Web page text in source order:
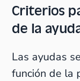
Criterios
de la
Las ayudas
función de la